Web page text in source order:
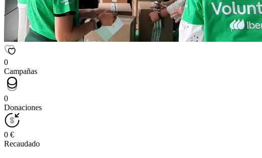
0
Campañas
0
Donaciones
0 €
Recaudado